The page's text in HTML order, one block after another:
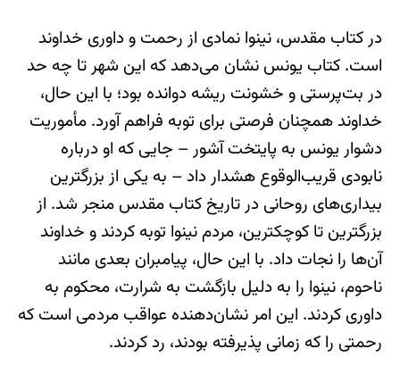
در کتاب مقدس، نینوا نمادی از رحمت و داوری خداوند
است. کتاب یونس نشان می‌دهد که این شهر تا چه حد
در بت‌پرستی و خشونت ریشه دوانده بود؛ با این حال،
خداوند همچنان فرصتی برای توبه فراهم آورد. مأموریت
دشوار یونس به پایتخت آشور – جایی که او درباره
نابودی قریب‌الوقوع هشدار داد – به یکی از بزرگترین
بیداری‌های روحانی در تاریخ کتاب مقدس منجر شد. از
بزرگترین تا کوچکترین، مردم نینوا توبه کردند و خداوند
آن‌ها را نجات داد. با این حال، پیامبران بعدی مانند
ناحوم، نینوا را به دلیل بازگشت به شرارت، محکوم به
داوری کردند. این امر نشان‌دهنده عواقب مردمی است که
رحمتی را که زمانی پذیرفته بودند، رد کردند.